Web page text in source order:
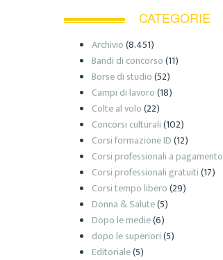
CATEGORIE
Archivio(8.451)
Bandi di concorso(11)
Borse di studio(52)
Campi di lavoro(18)
Colte al volo(22)
Concorsi culturali(102)
Corsi formazione ID(12)
Corsi professionali a pagamento
Corsi professionali gratuiti(17)
Corsi tempo libero(29)
Donna & Salute(5)
Dopo le medie(6)
dopo le superiori(5)
Editoriale(5)